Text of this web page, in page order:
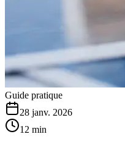
Guide pratique
28 janv. 2026
12 min